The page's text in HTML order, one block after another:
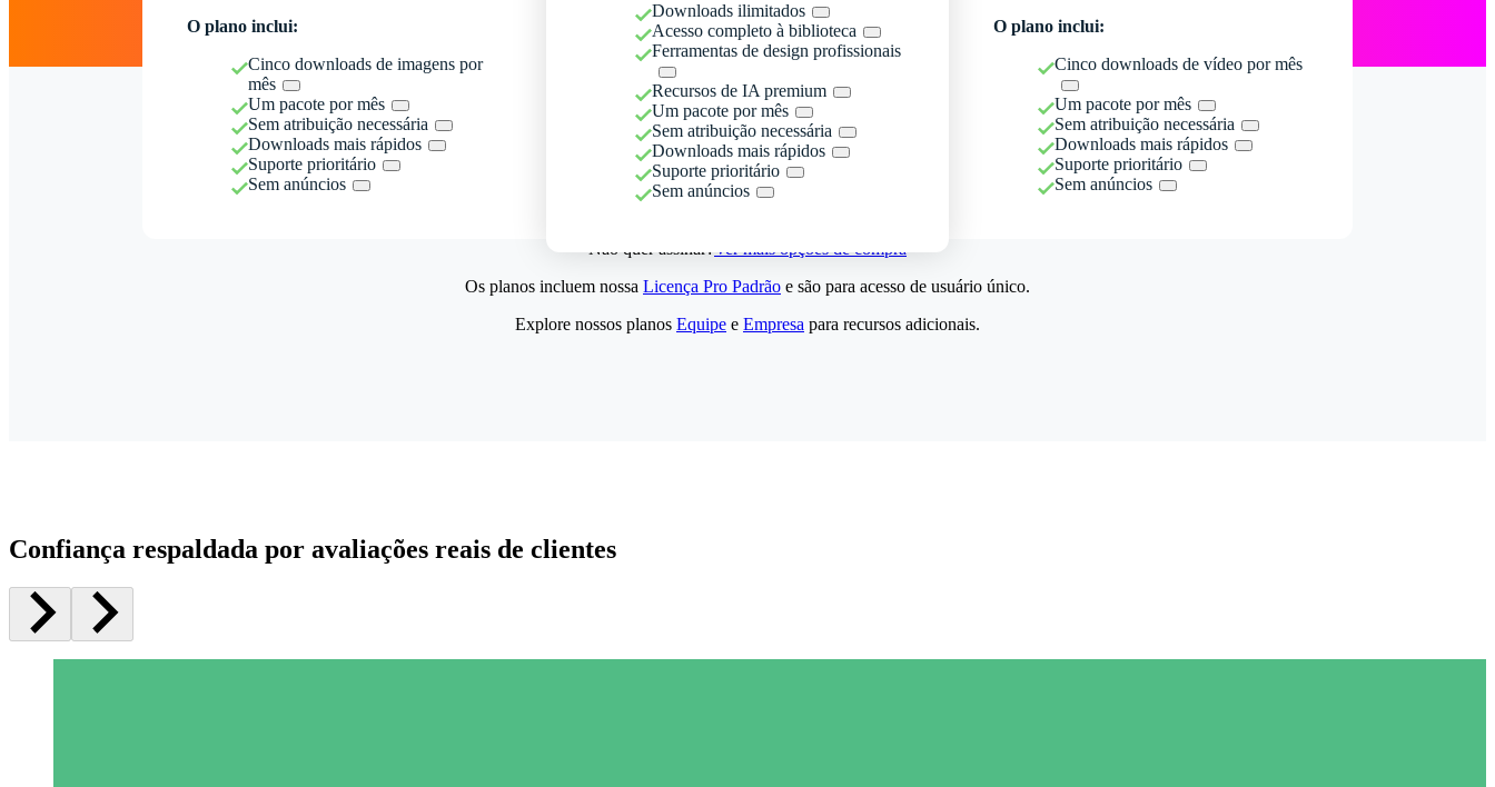
O plano inclui:
Cinco downloads de imagens por
mês
Um pacote por mês
Sem atribuição necessária
Downloads mais rápidos
Suporte prioritário
Sem anúncios
Downloads ilimitados
Acesso completo à biblioteca
Ferramentas de design profissionais
Recursos de IA premium
Um pacote por mês
Sem atribuição necessária
Downloads mais rápidos
Suporte prioritário
Sem anúncios
O plano inclui:
Cinco downloads de vídeo por mês
Um pacote por mês
Sem atribuição necessária
Downloads mais rápidos
Suporte prioritário
Sem anúncios
Não quer assinar?Ver mais opções de compra
Os planos incluem nossa Licença Pro Padrão e são para acesso de usuário único.
Explore nossos planos Equipe e Empresa para recursos adicionais.
Confiança respaldada por avaliações reais de clientes